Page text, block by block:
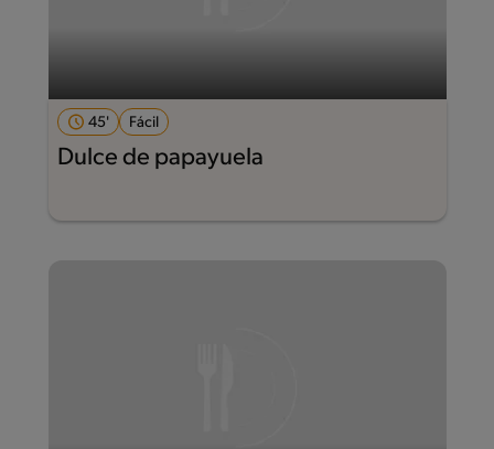
45' Fácil
Dulce de papayuela